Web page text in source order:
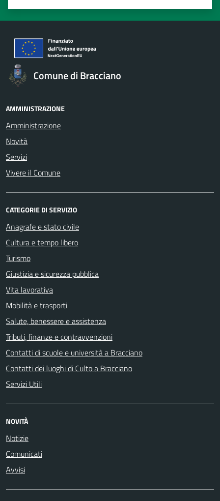
Valuta 5 stelle su 5
Valuta 4 stelle su 5
Valuta 3 stelle su 5
Valuta 2 stelle su 5
Valuta 1 stelle su 5
Comune di Bracciano
AMMINISTRAZIONE
Amministrazione
Novità
Servizi
Vivere il Comune
CATEGORIE DI SERVIZIO
Anagrafe e stato civile
Cultura e tempo libero
Turismo
Giustizia e sicurezza pubblica
Vita lavorativa
Mobilità e trasporti
Salute, benessere e assistenza
Tributi, finanze e contravvenzioni
Contatti di scuole e università a Bracciano
Contatti dei luoghi di Culto a Bracciano
Servizi Utili
NOVITÀ
Notizie
Comunicati
Avvisi